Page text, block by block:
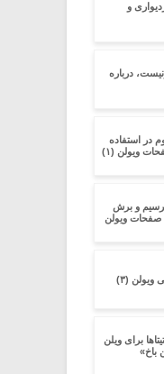
و
درباره
در استفاده
ویولن (۱)
و برش
ویولن
ویولن (۳)
برای ویلن
باخ»